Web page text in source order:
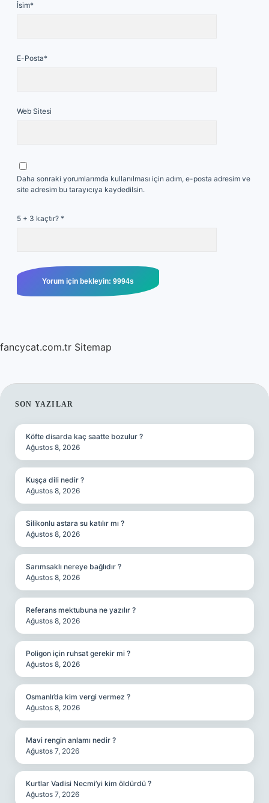
İsim*
E-Posta*
Web Sitesi
Daha sonraki yorumlarımda kullanılması için adım, e-posta adresim ve
site adresim bu tarayıcıya kaydedilsin.
5 + 3 kaçtır? *
fancycat.com.tr Sitemap
SIDEBAR
SON YAZILAR
Köfte disarda kaç saatte bozulur ?
Ağustos 8, 2026
Kuşça dili nedir ?
Ağustos 8, 2026
Silikonlu astara su katılır mı ?
Ağustos 8, 2026
Sarımsaklı nereye bağlıdır ?
Ağustos 8, 2026
Referans mektubuna ne yazılır ?
Ağustos 8, 2026
Poligon için ruhsat gerekir mi ?
Ağustos 8, 2026
Osmanlı’da kim vergi vermez ?
Ağustos 8, 2026
Mavi rengin anlamı nedir ?
Ağustos 7, 2026
Kurtlar Vadisi Necmi’yi kim öldürdü ?
Ağustos 7, 2026